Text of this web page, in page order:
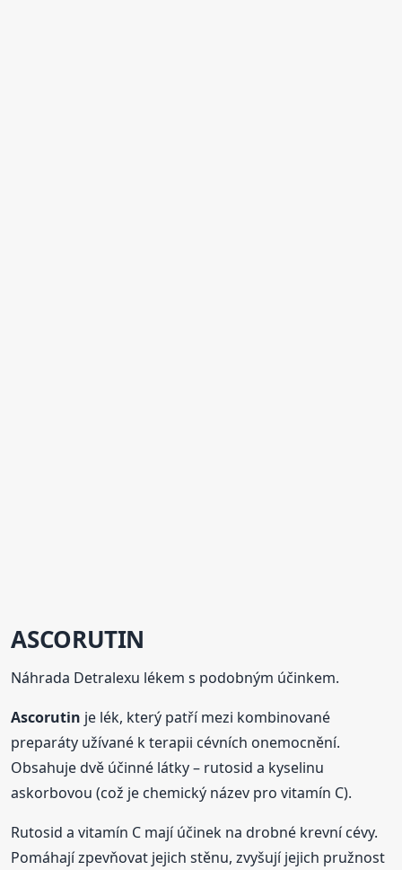
ASCORUTIN
Náhrada Detralexu lékem s podobným účinkem.
Ascorutin je lék, který patří mezi kombinované
preparáty užívané k terapii cévních onemocnění.
Obsahuje dvě účinné látky – rutosid a kyselinu
askorbovou (což je chemický název pro vitamín C).
Rutosid a vitamín C mají účinek na drobné krevní cévy.
Pomáhají zpevňovat jejich stěnu, zvyšují jejich pružnost